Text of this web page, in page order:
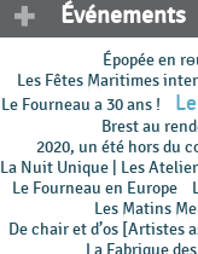
Événements
Épopée en
Les Fêtes Maritimes
Le Fourneau a 30 ans !
Brest au
2020, un été hors du
La Nuit Unique | Les
Le Fourneau en Europe
Les Matins
De chair et d’os [Artistes
La Fabrique